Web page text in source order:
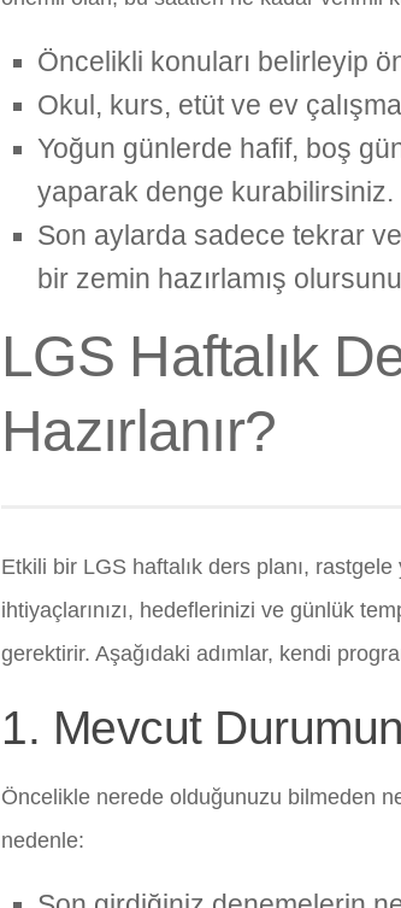
Öncelikli konuları belirleyip
Okul, kurs, etüt ve ev
Yoğun günlerde hafif, boş
yaparak denge kurabilirsiniz.
Son aylarda sadece tekrar
bir zemin hazırlamış
LGS Haftalık
Hazırlanır?
Etkili bir LGS haftalık ders planı,
ihtiyaçlarınızı, hedeflerinizi ve günlük
gerektirir. Aşağıdaki adımlar, kendi
1. Mevcut
Öncelikle nerede olduğunuzu bilmeden
nedenle: